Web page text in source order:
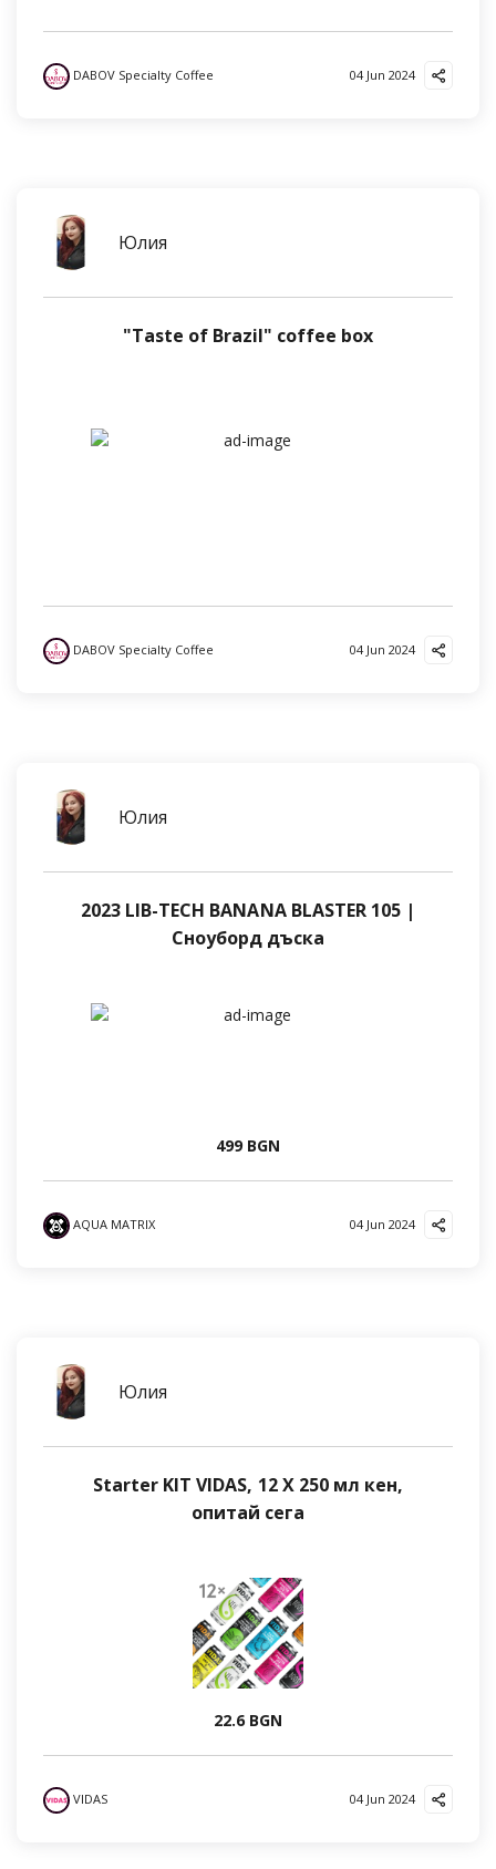
DABOV Specialty Coffee 04 Jun 2024
Юлия
"Taste of Brazil" coffee box
DABOV Specialty Coffee 04 Jun 2024
Юлия
2023 LIB-TECH BANANA BLASTER 105 |
Сноуборд дъска
499 BGN
AQUA MATRIX 04 Jun 2024
Юлия
Starter KIT VIDAS, 12 Х 250 мл кен,
опитай сега
22.6 BGN
VIDAS 04 Jun 2024